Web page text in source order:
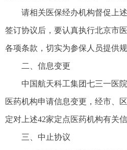
请相关医保经办机构督促上
签订协议后，要认真执行北京市
各项条款，切实为参保人员提供
二、信息变更
中国航天科工集团七三一医
医药机构申请信息变更，经市、
定对上述42家定点医药机构有关
三、中止协议